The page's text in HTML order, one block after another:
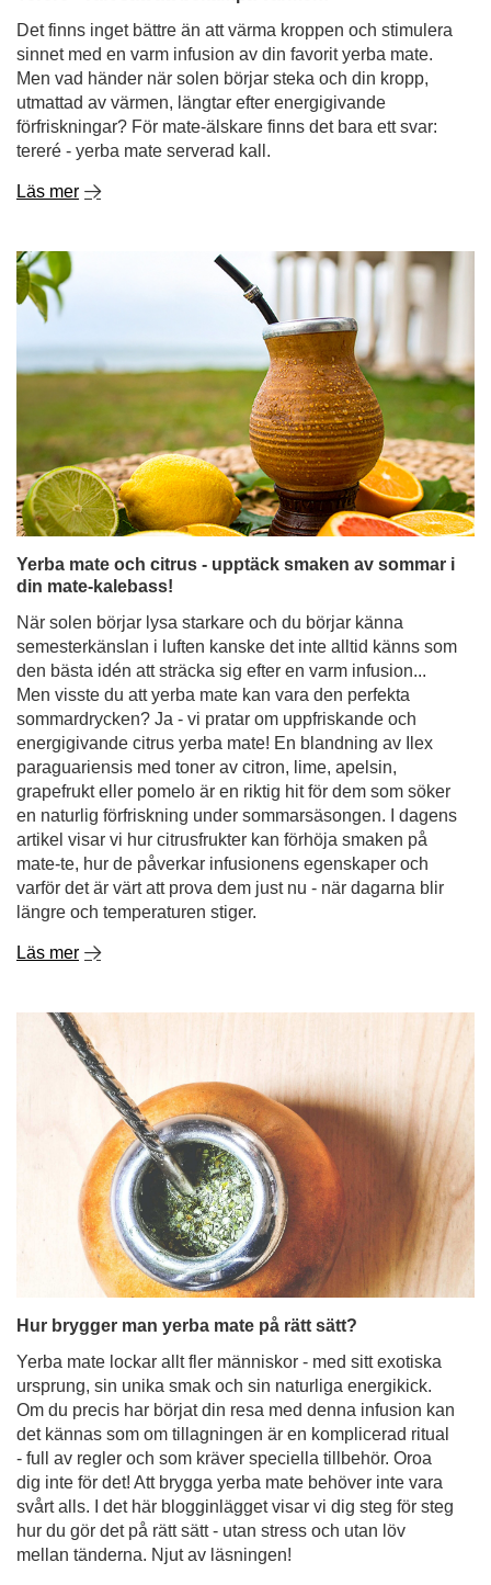
Det finns inget bättre än att värma kroppen och stimulera
sinnet med en varm infusion av din favorit yerba mate.
Men vad händer när solen börjar steka och din kropp,
utmattad av värmen, längtar efter energigivande
förfriskningar? För mate-älskare finns det bara ett svar:
tereré - yerba mate serverad kall.
Läs mer
Yerba mate och citrus - upptäck smaken av sommar i
din mate-kalebass!
När solen börjar lysa starkare och du börjar känna
semesterkänslan i luften kanske det inte alltid känns som
den bästa idén att sträcka sig efter en varm infusion...
Men visste du att yerba mate kan vara den perfekta
sommardrycken? Ja - vi pratar om uppfriskande och
energigivande citrus yerba mate! En blandning av Ilex
paraguariensis med toner av citron, lime, apelsin,
grapefrukt eller pomelo är en riktig hit för dem som söker
en naturlig förfriskning under sommarsäsongen. I dagens
artikel visar vi hur citrusfrukter kan förhöja smaken på
mate-te, hur de påverkar infusionens egenskaper och
varför det är värt att prova dem just nu - när dagarna blir
längre och temperaturen stiger.
Läs mer
Hur brygger man yerba mate på rätt sätt?
Yerba mate lockar allt fler människor - med sitt exotiska
ursprung, sin unika smak och sin naturliga energikick.
Om du precis har börjat din resa med denna infusion kan
det kännas som om tillagningen är en komplicerad ritual
- full av regler och som kräver speciella tillbehör. Oroa
dig inte för det! Att brygga yerba mate behöver inte vara
svårt alls. I det här blogginlägget visar vi dig steg för steg
hur du gör det på rätt sätt - utan stress och utan löv
mellan tänderna. Njut av läsningen!